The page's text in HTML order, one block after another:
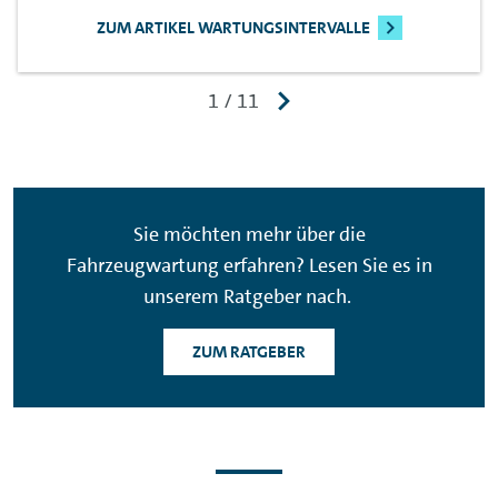
ZUM ARTIKEL WARTUNGSINTERVALLE
Sie möchten mehr über die
Fahrzeugwartung erfahren? Lesen Sie es in
unserem Ratgeber nach.
ZUM RATGEBER